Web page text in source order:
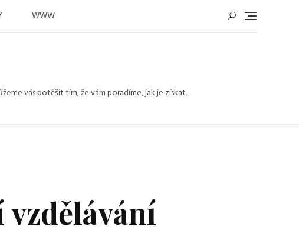
WWW
vás potěšit tím, že vám poradíme, jak je získat.
vzdělávání